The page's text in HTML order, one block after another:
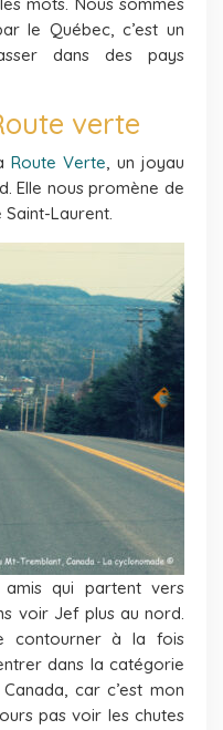
le Québec, c’est un
dans des pays
verte
Route Verte, un joyau
Elle nous promène de
Saint-Laurent.
amis qui partent vers
voir Jef plus au nord.
contourner à la fois
dans la catégorie
car c’est mon
pas voir les chutes